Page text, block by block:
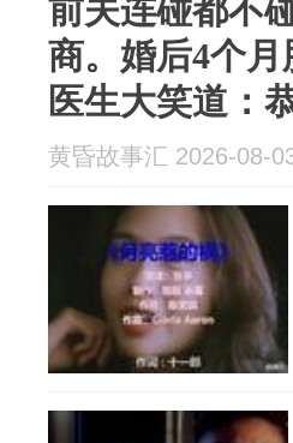
前夫连碰都不
商。婚后4个
医生大笑道：
黄昏故事汇 2026-08-